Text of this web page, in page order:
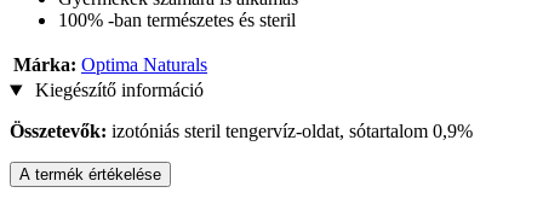
100% -ban természetes és steril
Márka: Optima Naturals
Kiegészítő információ
Összetevők: izotóniás steril tengervíz-oldat, sótartalom 0,9%
A termék értékelése